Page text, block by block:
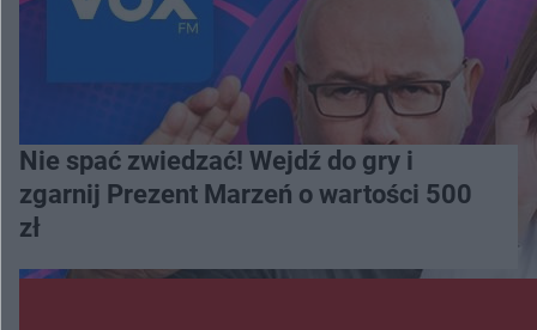
Nie spać zwiedzać! Wejdź do gry i
zgarnij Prezent Marzeń o wartości 500
zł